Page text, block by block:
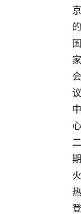
京
的
国
家
会
议
中
心
二
期
火
热
登